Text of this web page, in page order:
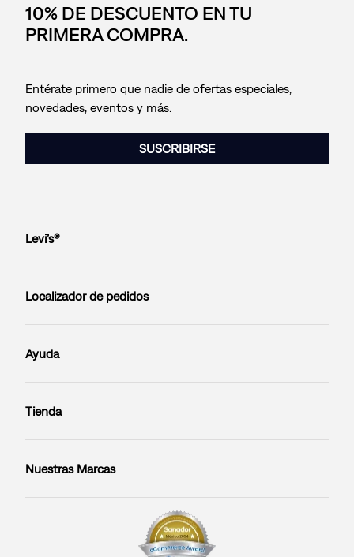
10% DE DESCUENTO EN TU
PRIMERA COMPRA.
Entérate primero que nadie de ofertas especiales,
novedades, eventos y más.
SUSCRIBIRSE
Levi’s®
Localizador de pedidos
Ayuda
Tienda
Nuestras Marcas